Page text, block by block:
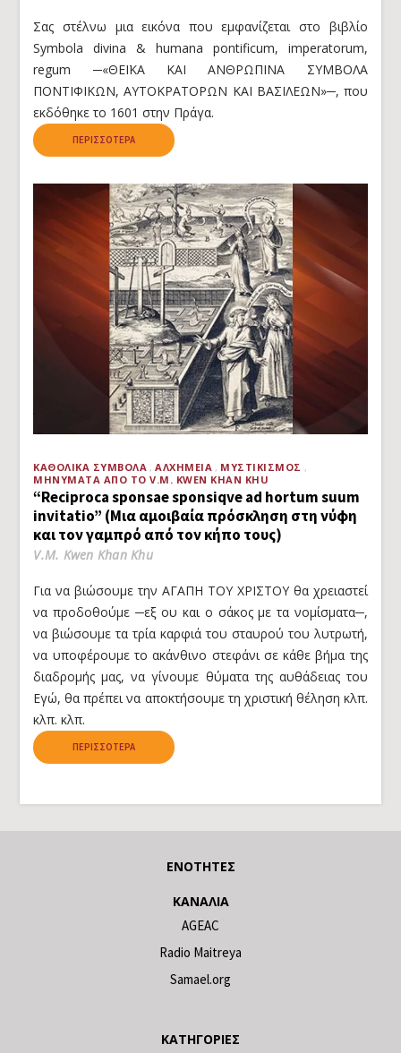
Σας στέλνω μια εικόνα που εμφανίζεται στο βιβλίο
Symbola divina & humana pontificum, imperatorum,
regum ─«ΘΕΪΚΑ ΚΑΙ ΑΝΘΡΩΠΙΝΑ ΣΥΜΒΟΛΑ
ΠΟΝΤΙΦΙΚΩΝ, ΑΥΤΟΚΡΑΤΟΡΩΝ ΚΑΙ ΒΑΣΙΛΕΩΝ»─, που
εκδόθηκε το 1601 στην Πράγα.
ΠΕΡΙΣΣΌΤΕΡΑ
ΚΑΘΟΛΙΚΆ ΣΎΜΒΟΛΑ ΑΛΧΗΜΕΊΑ
ΜΥΣΤΙΚΙΣΜΌΣ
ΜΗΝΎΜΑΤΑ ΑΠΌ ΤΟ V.M. KWEN KHAN KHU
“Reciproca sponsae sponsiqve ad hortum suum
invitatio” (Μια αμοιβαία πρόσκληση στη νύφη
και τον γαμπρό από τον κήπο τους)
V.M. Kwen Khan Khu
Για να βιώσουμε την ΑΓΑΠΗ ΤΟΥ ΧΡΙΣΤΟΥ θα χρειαστεί
να προδοθούμε ─εξ ου και ο σάκος με τα νομίσματα─,
να βιώσουμε τα τρία καρφιά του σταυρού του λυτρωτή,
να υποφέρουμε το ακάνθινο στεφάνι σε κάθε βήμα της
διαδρομής μας, να γίνουμε θύματα της αυθάδειας του
Εγώ, θα πρέπει να αποκτήσουμε τη χριστική θέληση κλπ.
κλπ. κλπ.
ΠΕΡΙΣΣΌΤΕΡΑ
ΕΝΌΤΗΤΕΣ
ΚΑΝΆΛΙΑ
AGEAC
Radio Maitreya
Samael.org
ΚΑΤΗΓΟΡΊΕΣ